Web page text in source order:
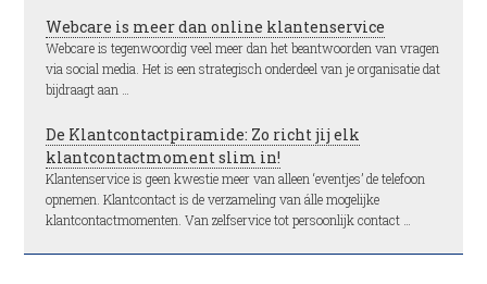
Webcare is meer dan online klantenservice
Webcare is tegenwoordig veel meer dan het beantwoorden van vragen
via social media. Het is een strategisch onderdeel van je organisatie dat
bijdraagt aan …
De Klantcontactpiramide: Zo richt jij elk
klantcontactmoment slim in!
Klantenservice is geen kwestie meer van alleen ‘eventjes’ de telefoon
opnemen. Klantcontact is de verzameling van álle mogelijke
klantcontactmomenten. Van zelfservice tot persoonlijk contact …